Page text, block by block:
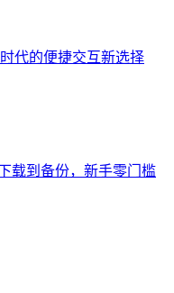
代的便捷交互新选择
载到备份，新手零门槛